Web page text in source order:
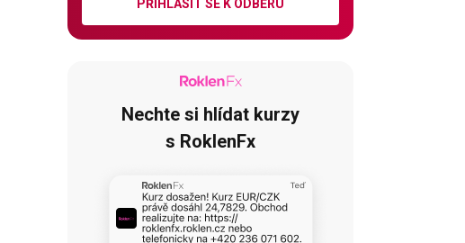
PŘIHLÁSIT SE K ODBĚRU
Nechte si hlídat kurzy
s RoklenFx